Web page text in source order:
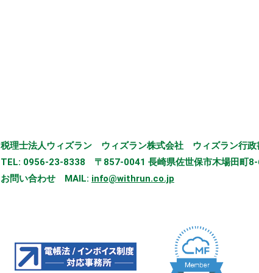
税理士法人ウィズラン ウィズラン株式会社 ウィズラン行
TEL: 0956-23-8338 〒857-0041 長崎県佐世保市木場田町
お問い合わせ MAIL: info@withrun.co.jp